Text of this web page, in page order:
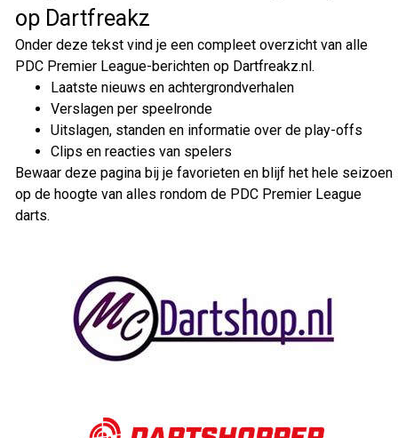
op Dartfreakz
Onder deze tekst vind je een compleet overzicht van alle
PDC Premier League-berichten op Dartfreakz.nl.
Laatste nieuws en achtergrondverhalen
Verslagen per speelronde
Uitslagen, standen en informatie over de play-offs
Clips en reacties van spelers
Bewaar deze pagina bij je favorieten en blijf het hele seizoen
op de hoogte van alles rondom de PDC Premier League
darts.